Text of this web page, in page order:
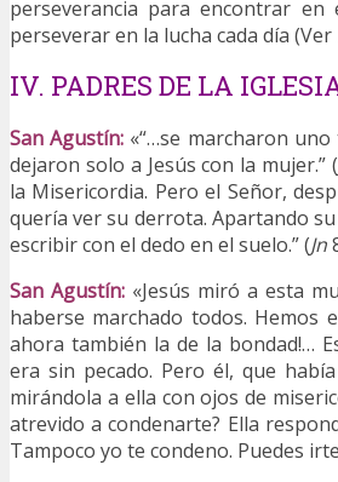
perseverancia para encontrar
perseverar en la lucha cada día (Ver
IV. PADRES DE LA
San Agustín: «“…se marcharon
dejaron solo a Jesús con la mujer.” (
la Misericordia. Pero el Señor,
quería ver su derrota. Apartando
escribir con el dedo en el suelo.” (Jn
San Agustín: «Jesús miró a esta
haberse marchado todos. Hemos
ahora también la de la bondad!…
era sin pecado. Pero él, que
mirándola a ella con ojos de
atrevido a condenarte? Ella
Tampoco yo te condeno. Puedes